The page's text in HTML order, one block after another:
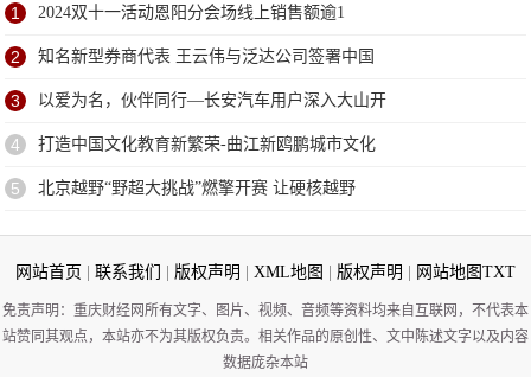
1 2024双十一活动恩阳分会场线上销售额逾1
2 知名新型券商代表 王云伟与泛达公司签署中国
3 以爱为名，伙伴同行—长安汽车用户深入大山开
4 打造中国文化教育新繁荣-曲江新鸥鹏城市文化
5 北京越野“野超大挑战”燃擎开赛 让硬核越野
网站首页 联系我们 版权声明 XML地图 版权声明 网站地图TXT
免责声明：重庆财经网所有文字、图片、视频、音频等资料均来自互联网，不代表本
站赞同其观点，本站亦不为其版权负责。相关作品的原创性、文中陈述文字以及内容
数据庞杂本站